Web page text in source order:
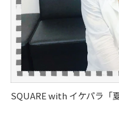
SQUARE with イケパラ「